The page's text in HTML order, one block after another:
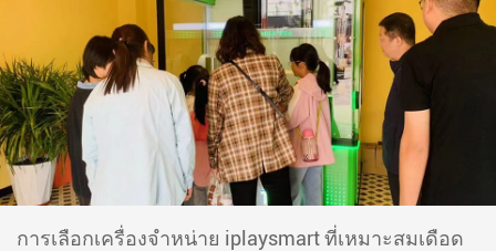
การเลือกเครื่องจำหน่าย iplaysmart ที่เหมาะสมเดือด